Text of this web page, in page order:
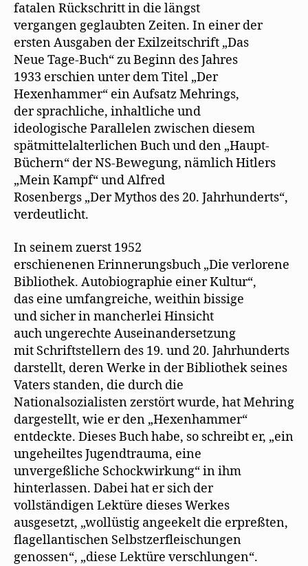
fatalen Rückschritt in die längst
vergangen geglaubten Zeiten. In einer der
ersten Ausgaben der Exilzeitschrift „Das
Neue Tage-Buch“ zu Beginn des Jahres
1933 erschien unter dem Titel „Der
Hexenhammer“ ein Aufsatz Mehrings,
der sprachliche, inhaltliche und
ideologische Parallelen zwischen diesem
spätmittelalterlichen Buch und den „Haupt-
Büchern“ der NS-Bewegung, nämlich Hitlers
„Mein Kampf“ und Alfred
Rosenbergs „Der Mythos des 20. Jahrhunderts“,
verdeutlicht.
In seinem zuerst 1952
erschienenen Erinnerungsbuch „Die verlorene
Bibliothek. Autobiographie einer Kultur“,
das eine umfangreiche, weithin bissige
und sicher in mancherlei Hinsicht
auch ungerechte Auseinandersetzung
mit Schriftstellern des 19. und 20. Jahrhunderts
darstellt, deren Werke in der Bibliothek seines
Vaters standen, die durch die
Nationalsozialisten zerstört wurde, hat Mehring
dargestellt, wie er den „Hexenhammer“
entdeckte. Dieses Buch habe, so schreibt er, „ein
ungeheiltes Jugendtrauma, eine
unvergeßliche Schockwirkung“ in ihm
hinterlassen. Dabei hat er sich der
vollständigen Lektüre dieses Werkes
ausgesetzt, „wollüstig angeekelt die erpreßten,
flagellantischen Selbstzerfleischungen
genossen“, „diese Lektüre verschlungen“.